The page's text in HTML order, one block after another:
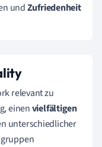
undZufriedenheit
relevant zu
einenvielfältigen
unterschiedlicher